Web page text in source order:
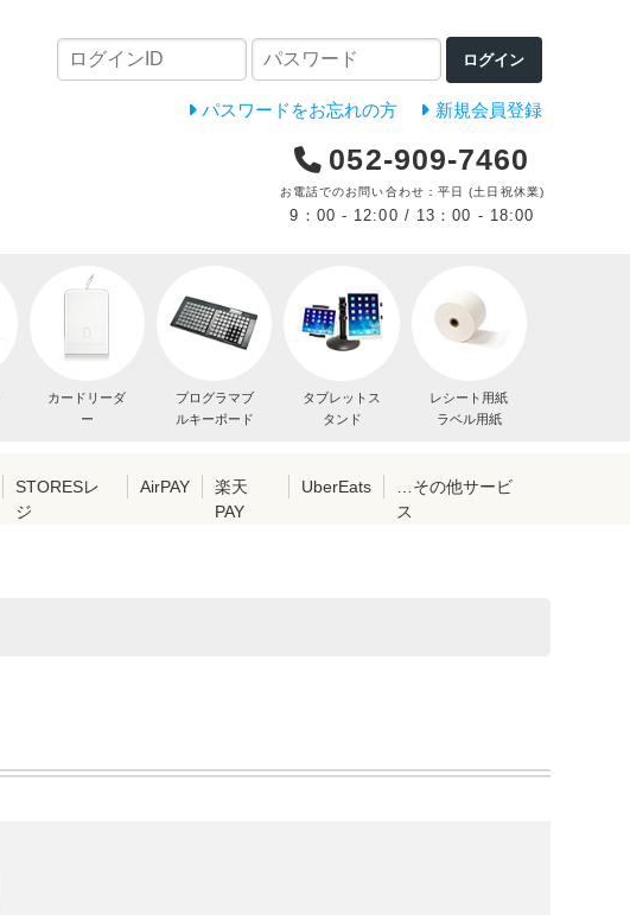
ログイン
パスワードをお忘れの方 新規会員登録
052-909-7460
お電話でのお問い合わせ：平日 (土日祝休業)
9：00 - 12:00 / 13：00 - 18:00
カードリーダ
ー
プログラマブ
ルキーボード
タブレットス
タンド
レシート用紙
ラベル用紙
STORESレ
ジ
AirPAY
楽天
PAY
UberEats
…その他サービ
ス